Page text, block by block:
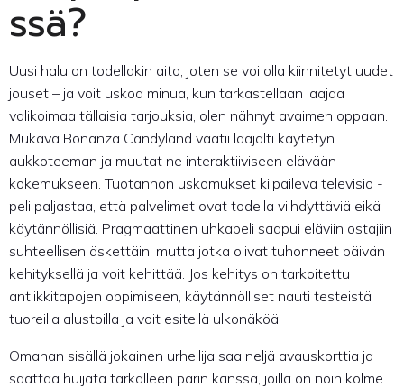
ssä?
Uusi halu on todellakin aito, joten se voi olla kiinnitetyt uudet
jouset – ja voit uskoa minua, kun tarkastellaan laajaa
valikoimaa tällaisia ​​tarjouksia, olen nähnyt avaimen oppaan.
Mukava Bonanza Candyland vaatii laajalti käytetyn
aukkoteeman ja muutat ne interaktiiviseen elävään
kokemukseen. Tuotannon uskomukset kilpaileva televisio -
peli paljastaa, että palvelimet ovat todella viihdyttäviä eikä
käytännöllisiä. Pragmaattinen uhkapeli saapui eläviin ostajiin
suhteellisen äskettäin, mutta jotka olivat tuhonneet päivän
kehityksellä ja voit kehittää. Jos kehitys on tarkoitettu
antiikkitapojen oppimiseen, käytännölliset nauti testeistä
tuoreilla alustoilla ja voit esitellä ulkonäköä.
Omahan sisällä jokainen urheilija saa neljä avauskorttia ja
saattaa huijata tarkalleen parin kanssa, joilla on noin kolme